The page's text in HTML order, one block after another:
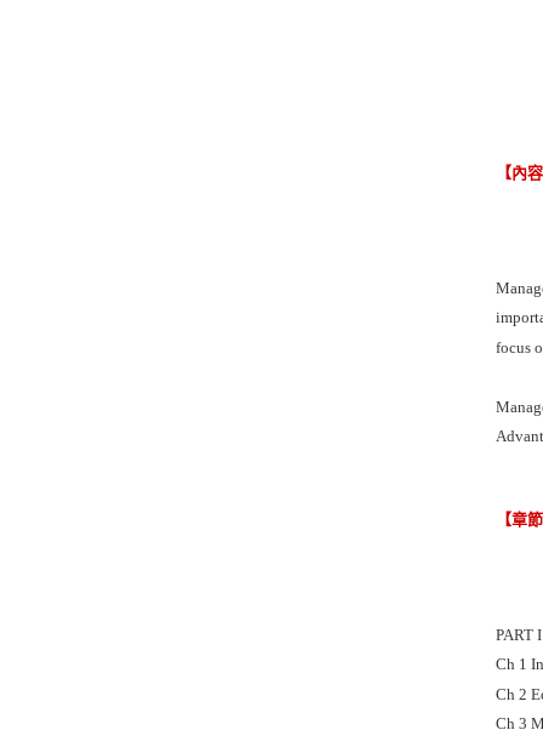
【內
focus
【章
PART
Ch 1
Ch 2
Ch 3